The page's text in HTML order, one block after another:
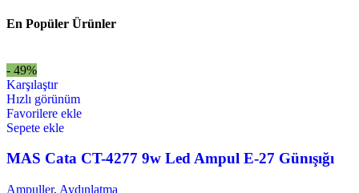
En Popüler Ürünler
- 49%
Karşılaştır
Hızlı görünüm
Favorilere ekle
Sepete ekle
MAS Cata CT-4277 9w Led Ampul E-27 Günışığı
Ampuller, Aydınlatma